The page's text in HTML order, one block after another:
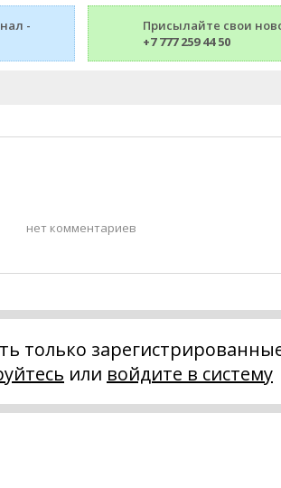
-
Присылайте свои
+7 777 259 44 50
нет комментариев
только
или войдите в систему